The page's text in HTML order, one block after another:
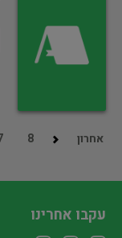
8 אחרון
עקבו אחרינו